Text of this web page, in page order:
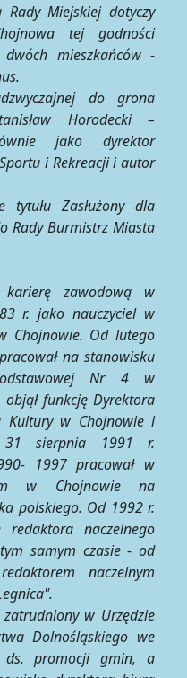
Rady Miejskiej dotyczy
tej godności
dwóch mieszkańców -
do grona
Horodecki –
jako dyrektor
i Rekreacji i autor
Zasłużony dla
Rady Burmistrz Miasta
karierę zawodową w
r. jako nauczyciel w
Chojnowie. Od lutego
na stanowisku
Nr 4 w
funkcję Dyrektora
Kultury w Chojnowie i
sierpnia 1991 r.
1997 pracował w
w Chojnowie na
polskiego. Od 1992 r.
naczelnego
samym czasie - od
naczelnym
w Urzędzie
Dolnośląskiego we
ds. promocji gmin, a